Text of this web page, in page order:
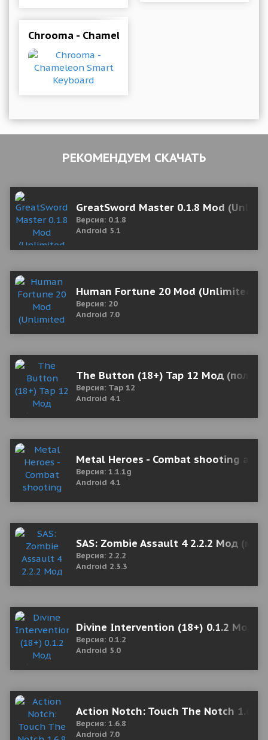
Chrooma - Chameleon Smart Keyboard
РЕКОМЕНДУЕМ СКАЧАТЬ
GreatSword Master 0.1.8 Mod
Версия: 0.1.8
Android 5.1
Human Fortune 20 Mod (Unlimited
Версия: 20
Android 7.0
The Button (18+) Tap 12 Мод
Версия: Tap 12
Android 4.1
Metal Heroes - Combat shooting
Версия: 1.1.1g
Android 4.1
SAS: Zombie Assault 4 2.2.2 Мод
Версия: 2.2.2
Android 2.3.3
Divine Intervention (18+) 0.1.2 Мод
Версия: 0.1.2
Android 5.0
Action Notch: Touch The Notch 1.6.8
Версия: 1.6.8
Android 7.0